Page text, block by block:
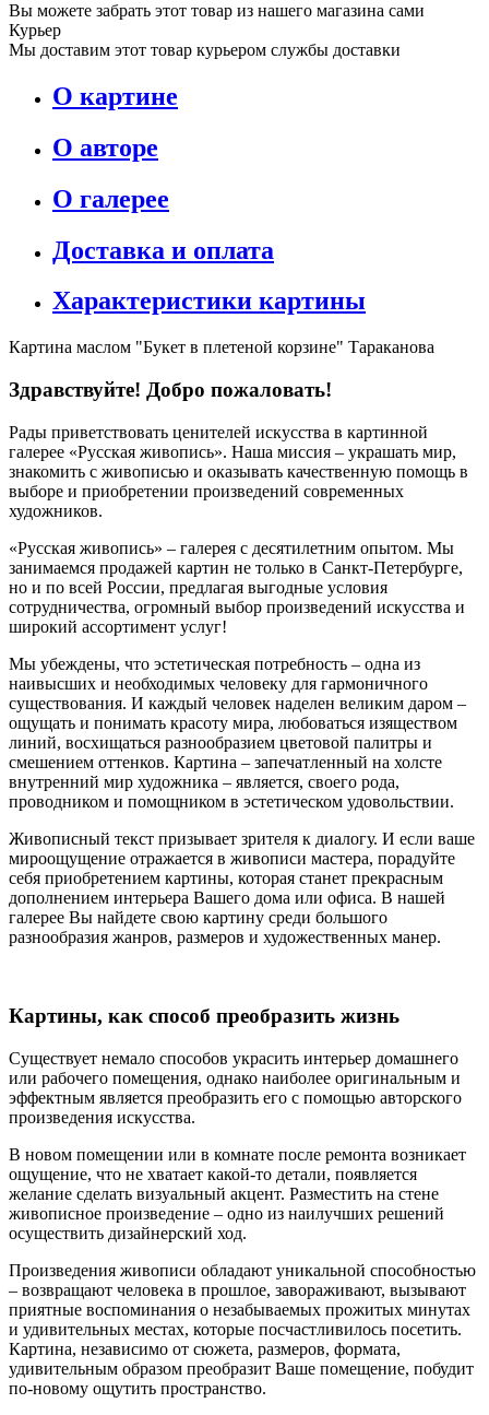
Вы можете забрать этот товар из нашего магазина сами
Курьер
Мы доставим этот товар курьером службы доставки
О картине
О авторе
О галерее
Доставка и оплата
Характеристики картины
Картина маслом "Букет в плетеной корзине" Тараканова
Здравствуйте! Добро пожаловать!
Рады приветствовать ценителей искусства в картинной
галерее «Русская живопись». Наша миссия – украшать мир,
знакомить с живописью и оказывать качественную помощь в
выборе и приобретении произведений современных
художников.
«Русская живопись» – галерея c десятилетним опытом. Мы
занимаемся продажей картин не только в Санкт-Петербурге,
но и по всей России, предлагая выгодные условия
сотрудничества, огромный выбор произведений искусства и
широкий ассортимент услуг!
Мы убеждены, что эстетическая потребность – одна из
наивысших и необходимых человеку для гармоничного
существования. И каждый человек наделен великим даром –
ощущать и понимать красоту мира, любоваться изяществом
линий, восхищаться разнообразием цветовой палитры и
смешением оттенков. Картина – запечатленный на холсте
внутренний мир художника – является, своего рода,
проводником и помощником в эстетическом удовольствии.
Живописный текст призывает зрителя к диалогу. И если ваше
мироощущение отражается в живописи мастера, порадуйте
себя приобретением картины, которая станет прекрасным
дополнением интерьера Вашего дома или офиса. В нашей
галерее Вы найдете свою картину среди большого
разнообразия жанров, размеров и художественных манер.
Картины, как способ преобразить жизнь
Существует немало способов украсить интерьер домашнего
или рабочего помещения, однако наиболее оригинальным и
эффектным является преобразить его с помощью авторского
произведения искусства.
В новом помещении или в комнате после ремонта возникает
ощущение, что не хватает какой-то детали, появляется
желание сделать визуальный акцент. Разместить на стене
живописное произведение – одно из наилучших решений
осуществить дизайнерский ход.
Произведения живописи обладают уникальной способностью
– возвращают человека в прошлое, завораживают, вызывают
приятные воспоминания о незабываемых прожитых минутах
и удивительных местах, которые посчастливилось посетить.
Картина, независимо от сюжета, размеров, формата,
удивительным образом преобразит Ваше помещение, побудит
по-новому ощутить пространство.